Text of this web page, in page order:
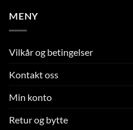
MENY
Vilkår og betingelser
Kontakt oss
Min konto
Retur og bytte